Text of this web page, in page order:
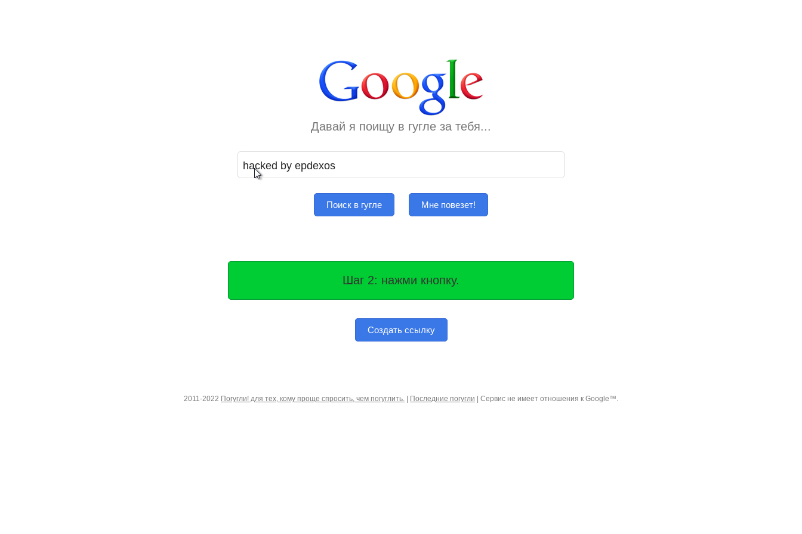
Давай я поищу в гугле за тебя...
Поиск в гугле Мне повезет!
Шаг 2: нажми кнопку.
Создать ссылку
2011-2022 Погугли! для тех, кому проще спросить, чем погуглить. Последние погугли | Сервис не имеет отношения к Google™.